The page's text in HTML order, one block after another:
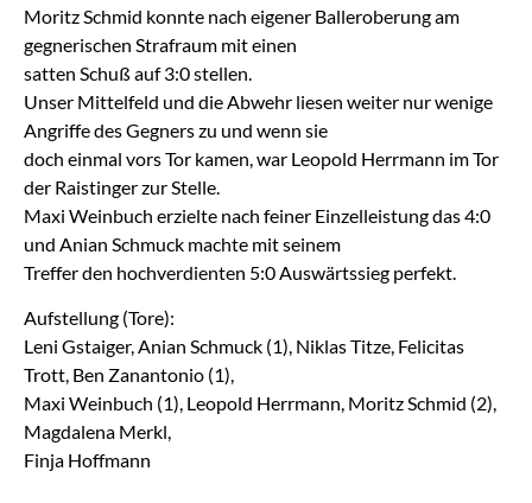
Moritz Schmid konnte nach eigener Balleroberung am
gegnerischen Strafraum mit einen
satten Schuß auf 3:0 stellen.
Unser Mittelfeld und die Abwehr liesen weiter nur wenige
Angriffe des Gegners zu und wenn sie
doch einmal vors Tor kamen, war Leopold Herrmann im Tor
der Raistinger zur Stelle.
Maxi Weinbuch erzielte nach feiner Einzelleistung das 4:0
und Anian Schmuck machte mit seinem
Treffer den hochverdienten 5:0 Auswärtssieg perfekt.
Aufstellung (Tore):
Leni Gstaiger, Anian Schmuck (1), Niklas Titze, Felicitas
Trott, Ben Zanantonio (1),
Maxi Weinbuch (1), Leopold Herrmann, Moritz Schmid (2),
Magdalena Merkl,
Finja Hoffmann